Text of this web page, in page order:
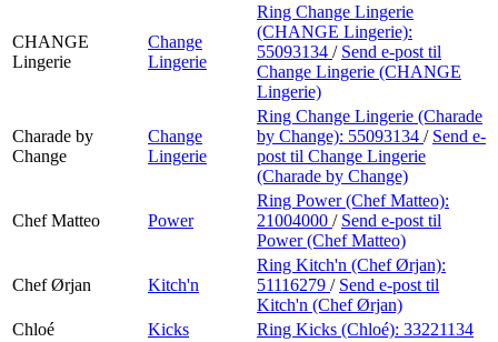
CHANGE
Lingerie
Change
Lingerie
Ring Change Lingerie
(CHANGE Lingerie):
55093134 / Send e-post til
Change Lingerie (CHANGE
Lingerie)
Charade by
Change
Change
Lingerie
Ring Change Lingerie (Charade
by Change): 55093134 / Send e-
post til Change Lingerie
(Charade by Change)
Chef Matteo Power
Ring Power (Chef Matteo):
21004000 / Send e-post til
Power (Chef Matteo)
Chef Ørjan Kitch'n
Ring Kitch'n (Chef Ørjan):
51116279 / Send e-post til
Kitch'n (Chef Ørjan)
Chloé
Kicks Ring Kicks (Chloé): 33221134